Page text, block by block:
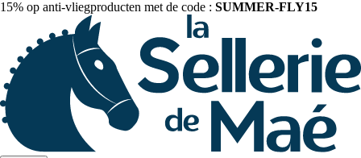
15% op anti-vliegproducten met de code : SUMMER-FLY15